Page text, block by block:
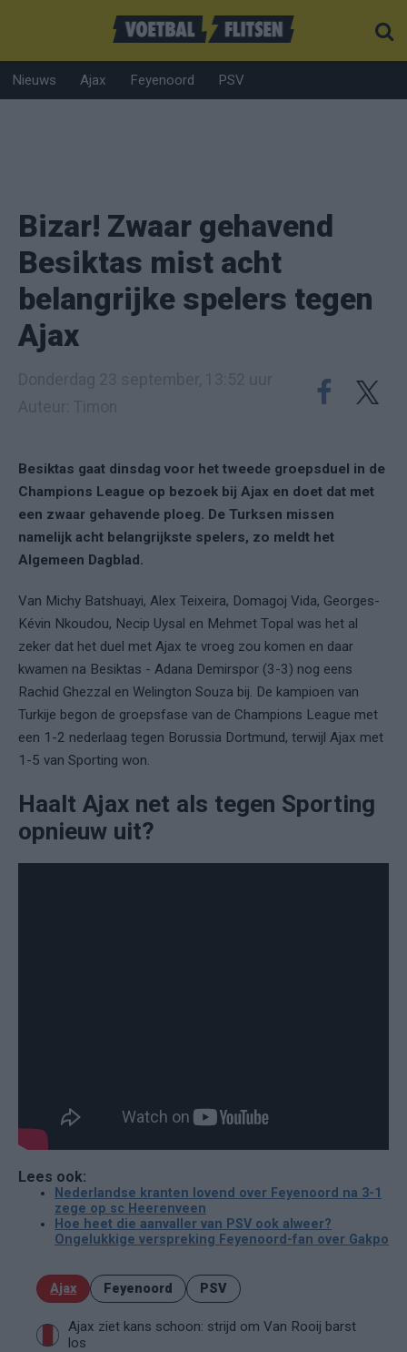
Nieuws Ajax Feyenoord PSV
Bizar! Zwaar gehavend
Besiktas mist acht
belangrijke spelers tegen
Ajax
Besiktas gaat dinsdag voor het tweede groepsduel in de
Champions League op bezoek bij Ajax en doet dat met
een zwaar gehavende ploeg. De Turksen missen
namelijk acht belangrijkste spelers, zo meldt het
Algemeen Dagblad.
Van Michy Batshuayi, Alex Teixeira, Domagoj Vida, Georges-
Kévin Nkoudou, Necip Uysal en Mehmet Topal was het al
zeker dat het duel met Ajax te vroeg zou komen en daar
kwamen na Besiktas - Adana Demirspor (3-3) nog eens
Rachid Ghezzal en Welington Souza bij. De kampioen van
Turkije begon de groepsfase van de Champions League met
een 1-2 nederlaag tegen Borussia Dortmund, terwijl Ajax met
1-5 van Sporting won.
Haalt Ajax net als tegen Sporting
opnieuw uit?
Lees ook:
Nederlandse kranten lovend over Feyenoord na 3-1
zege op sc Heerenveen
Hoe heet die aanvaller van PSV ook alweer?
Ongelukkige verspreking Feyenoord-fan over Gakpo
Ajax Feyenoord PSV
Ajax ziet kans schoon: strijd om Van Rooij barst
los